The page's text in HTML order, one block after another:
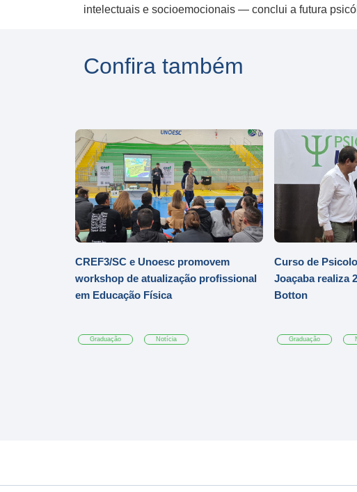
intelectuais e socioemocionais — conclui a futura
Confira também
CREF3/SC e Unoesc promovem
workshop de atualização profissional
em Educação Física
Graduação Notícia
Curso de
Joaçaba realiza
Botton
Graduação